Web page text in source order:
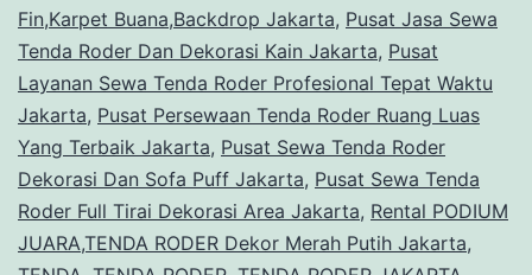
Fin,Karpet Buana,Backdrop Jakarta, Pusat Jasa Sewa
Tenda Roder Dan Dekorasi Kain Jakarta, Pusat
Layanan Sewa Tenda Roder Profesional Tepat Waktu
Jakarta, Pusat Persewaan Tenda Roder Ruang Luas
Yang Terbaik Jakarta, Pusat Sewa Tenda Roder
Dekorasi Dan Sofa Puff Jakarta, Pusat Sewa Tenda
Roder Full Tirai Dekorasi Area Jakarta, Rental PODIUM
JUARA,TENDA RODER Dekor Merah Putih Jakarta,